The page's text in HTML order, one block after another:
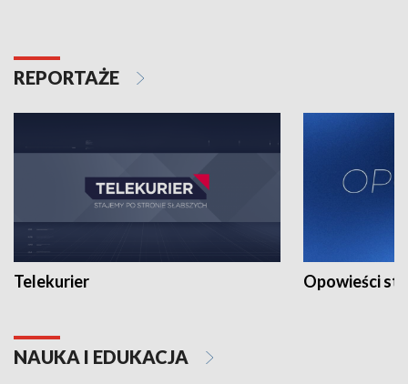
REPORTAŻE
Telekurier Opowieści
NAUKA I EDUKACJA